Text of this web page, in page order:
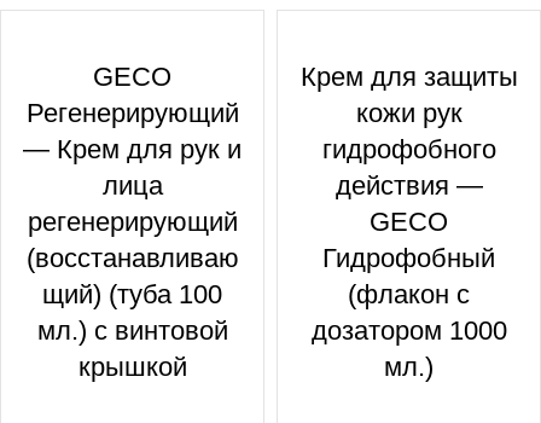
GECO
Регенерирующий
— Крем для рук и
лица
регенерирующий
(восстанавливаю
щий) (туба 100
мл.) с винтовой
крышкой
Крем для защиты
кожи рук
гидрофобного
действия —
GECO
Гидрофобный
(флакон с
дозатором 1000
мл.)